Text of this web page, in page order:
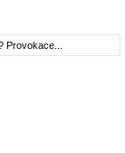
Provokace...